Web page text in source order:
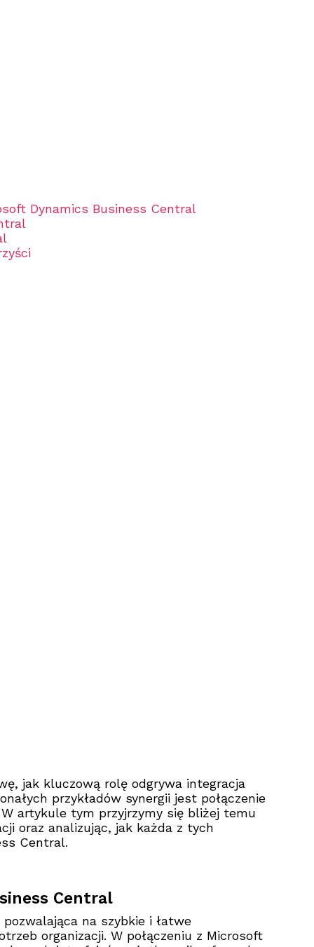
Dynamics Business Central
jak kluczową rolę odgrywa integracja
przykładów synergii jest połączenie
artykule tym przyjrzymy się bliżej temu
oraz analizując, jak każda z tych
Central.
Central
na szybkie i łatwe
organizacji. W połączeniu z Microsoft